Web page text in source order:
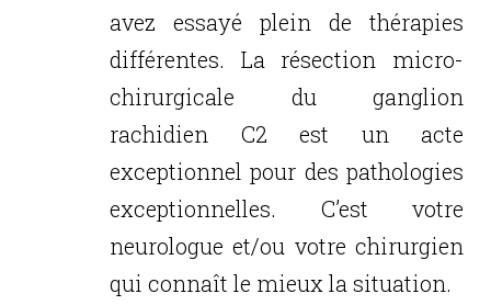
avez essayé plein de thérapies
différentes. La résection micro-
chirurgicale du ganglion
rachidien C2 est un acte
exceptionnel pour des pathologies
exceptionnelles. C’est votre
neurologue et/ou votre chirurgien
qui connaît le mieux la situation.